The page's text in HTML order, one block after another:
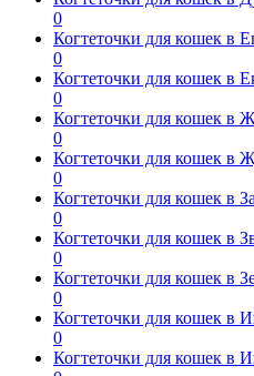
0
Когтеточки для кошек в
0
Когтеточки для кошек в
0
Когтеточки для кошек в
0
Когтеточки для кошек в
0
Когтеточки для кошек в
0
Когтеточки для кошек в
0
Когтеточки для кошек в
0
Когтеточки для кошек в
0
Когтеточки для кошек в